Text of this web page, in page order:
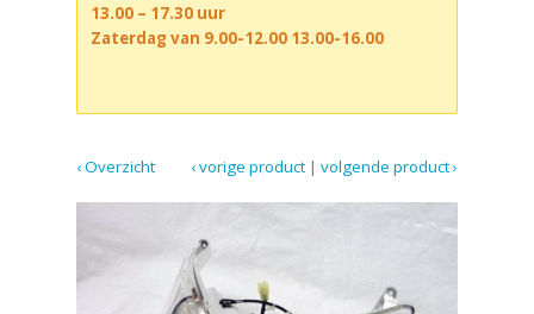
13.00 – 17.30 uur
Zaterdag van 9.00-12.00 13.00-16.00
‹ Overzicht volgende product ›
|
‹ vorige product